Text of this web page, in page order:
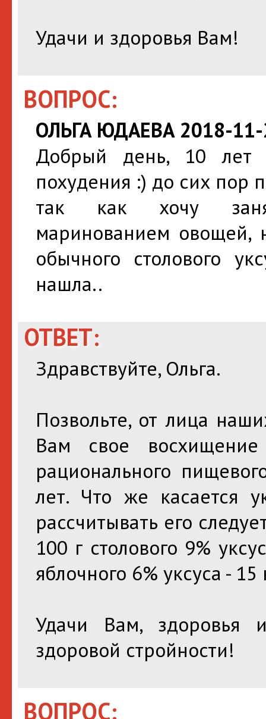
Удачи и здоровья Вам!
ВОПРОС:
ОЛЬГА ЮДАЕВА 2018-
Добрый день, 10 лет
похудения :) до сих пор
так как хочу
маринованием овощей,
обычного столового
нашла..
ОТВЕТ:
Здравствуйте, Ольга.
Позвольте, от лица
Вам свое
рационального
лет. Что же касается
рассчитывать его
100 г столового 9%
яблочного 6% уксуса - 15
Удачи Вам, здоровья
здоровой стройности!
ВОПРОС: